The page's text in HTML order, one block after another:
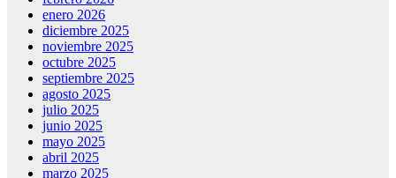
enero 2026
diciembre 2025
noviembre 2025
octubre 2025
septiembre 2025
agosto 2025
julio 2025
junio 2025
mayo 2025
abril 2025
marzo 2025